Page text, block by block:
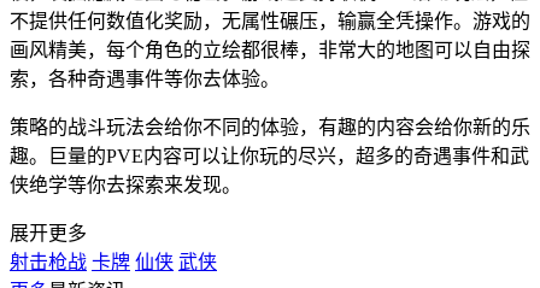
不提供任何数值化奖励，无属性碾压，输赢全凭操作。游戏的
画风精美，每个角色的立绘都很棒，非常大的地图可以自由探
索，各种奇遇事件等你去体验。
策略的战斗玩法会给你不同的体验，有趣的内容会给你新的乐
趣。巨量的PVE内容可以让你玩的尽兴，超多的奇遇事件和武
侠绝学等你去探索来发现。
展开更多
射击枪战 卡牌 仙侠 武侠